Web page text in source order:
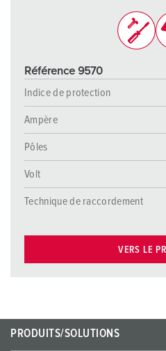
Référence 9570
Indice de protection
Ampère
Pôles
Volt
Technique de raccordement
VERS LE
PRODUITS/SOLUTIONS